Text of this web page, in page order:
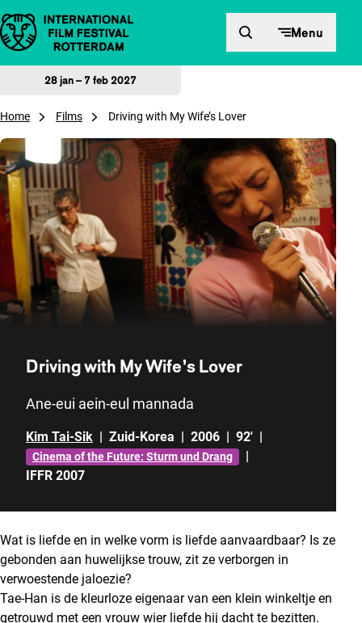
Direct naar inhoud Menu
28 jan – 7 feb 2027
Home Films Driving with My Wife’s Lover
Driving with My Wife’s Lover
Ane-eui aein-eul mannada
Kim Tai-Sik | Zuid-Korea | 2006 | 92' |
Cinema of the Future: Sturm und Drang
|
IFFR 2007
Wat is liefde en in welke vorm is liefde aanvaardbaar? Is ze
gebonden aan huwelijkse trouw, zit ze verborgen in
verwoestende jaloezie?
Tae-Han is de kleurloze eigenaar van een klein winkeltje en
getrouwd met een vrouw wier liefde hij dacht te bezitten.